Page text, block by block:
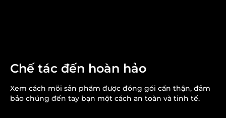
Chế tác đến hoàn hảo
Xem cách mỗi sản phẩm được đóng gói cẩn thận, đảm
bảo chúng đến tay bạn một cách an toàn và tinh tế.